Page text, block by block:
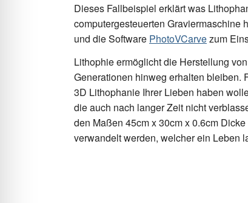
Dieses Fallbeispiel erklärt was
computergesteuerten Graviermaschine
und die Software PhotoVCarvezum
Lithophie ermöglicht die Herstellung
Generationen hinweg erhalten bleiben.
3D Lithophanie Ihrer Lieben haben
die auch nach langer Zeit nicht
den Maßen 45cm x 30cm x 0.6cm
verwandelt werden, welcher ein Leben